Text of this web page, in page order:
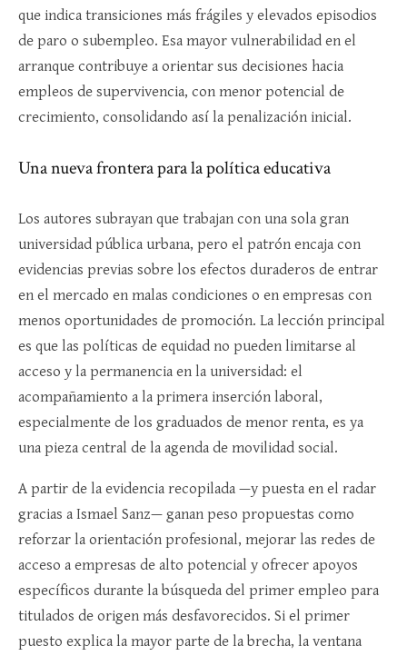
que indica transiciones más frágiles y elevados episodios
de paro o subempleo. Esa mayor vulnerabilidad en el
arranque contribuye a orientar sus decisiones hacia
empleos de supervivencia, con menor potencial de
crecimiento, consolidando así la penalización inicial.​
Una nueva frontera para la política educativa
Los autores subrayan que trabajan con una sola gran
universidad pública urbana, pero el patrón encaja con
evidencias previas sobre los efectos duraderos de entrar
en el mercado en malas condiciones o en empresas con
menos oportunidades de promoción. La lección principal
es que las políticas de equidad no pueden limitarse al
acceso y la permanencia en la universidad: el
acompañamiento a la primera inserción laboral,
especialmente de los graduados de menor renta, es ya
una pieza central de la agenda de movilidad social.​
A partir de la evidencia recopilada —y puesta en el radar
gracias a Ismael Sanz— ganan peso propuestas como
reforzar la orientación profesional, mejorar las redes de
acceso a empresas de alto potencial y ofrecer apoyos
específicos durante la búsqueda del primer empleo para
titulados de origen más desfavorecidos. Si el primer
puesto explica la mayor parte de la brecha, la ventana